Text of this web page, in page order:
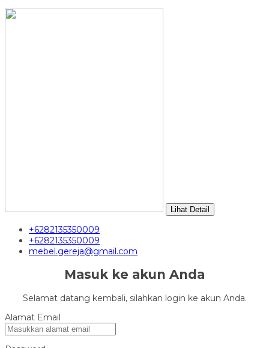
Lihat Detail
+6282135350009
+6282135350009
mebel.gereja@gmail.com
Masuk ke akun Anda
Selamat datang kembali, silahkan login ke akun Anda.
Alamat Email